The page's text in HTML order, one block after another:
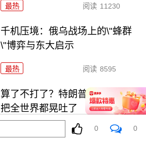
最热 阅读 11230
千机压境：俄乌战场上的\"蜂群
\"博弈与东大启示
最热 阅读 8595
算了不打了？特朗普这脚刹车，
把全世界都晃吐了
阅读 15851
0 0